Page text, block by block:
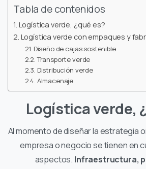
Tabla de contenidos
Logística verde, ¿qué es?
Logística verde con empaques y
Diseño de cajas sostenible
Transporte verde
Distribución verde
Almacenaje
Logística verde,
Al momento de diseñar la estrategia
empresa o negocio se tienen en
aspectos. Infraestructura,